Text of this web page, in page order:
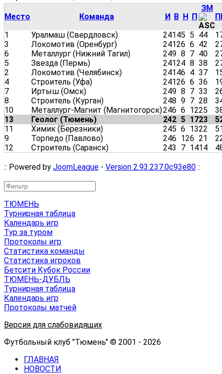
Место Команда И В Н П
ЗМ
1
Уралмаш (Свердловск) 24145 5 44
3
Локомотив (Оренбург) 24126 6 42
6
Металлург (Нижний Тагил) 249 8 7 40
5
Звезда (Пермь) 24124 8 38
2
Локомотив (Челябинск) 24146 4 37
4
Строитель (Уфа) 24126 6 36
7
Иртыш (Омск) 249 8 7 33
8
Строитель (Курган) 248 9 7 28
10
Металлург-Магнит (Магнитогорск)246 6 1225
13
Геолог (Тюмень) 242 5 1723
11
Химик (Березники) 245 6 1322
9
Торпедо (Павлово) 246 126 21
12
Строитель (Саранск) 243 7 1414
:: Powered by JoomLeague - Version 2.93.237.0c93e80 ::
ТЮМЕНЬ
Турнирная таблица
Календарь игр
Тур за туром
Протоколы игр
Статистика команды
Статистика игроков
Бетсити Кубок России
ТЮМЕНЬ-ДУБЛЬ
Турнирная таблица
Календарь игр
Протоколы матчей
Версия для слабовидящих
Футбольный клуб "Тюмень" © 2001 - 2026
ГЛАВНАЯ
НОВОСТИ